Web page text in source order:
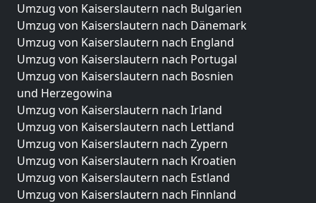
Umzug von Kaiserslautern nach Bulgarien
Umzug von Kaiserslautern nach Dänemark
Umzug von Kaiserslautern nach England
Umzug von Kaiserslautern nach Portugal
Umzug von Kaiserslautern nach Bosnien
und Herzegowina
Umzug von Kaiserslautern nach Irland
Umzug von Kaiserslautern nach Lettland
Umzug von Kaiserslautern nach Zypern
Umzug von Kaiserslautern nach Kroatien
Umzug von Kaiserslautern nach Estland
Umzug von Kaiserslautern nach Finnland